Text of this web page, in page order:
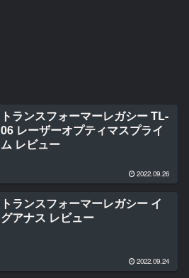
トランスフォーマーレガシー TL-
06 レーザーオプティマスプライ
ム レビュー
2022.09.26
トランスフォーマーレガシー イ
グアナス レビュー
2022.09.24